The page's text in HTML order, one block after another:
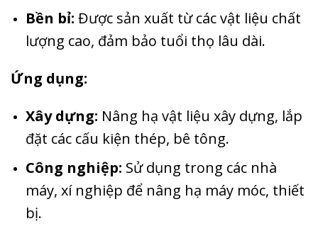
Bền bỉ: Được sản xuất từ các vật liệu chất
lượng cao, đảm bảo tuổi thọ lâu dài.
Ứng dụng:
Xây dựng: Nâng hạ vật liệu xây dựng, lắp
đặt các cấu kiện thép, bê tông.
Công nghiệp: Sử dụng trong các nhà
máy, xí nghiệp để nâng hạ máy móc, thiết
bị.